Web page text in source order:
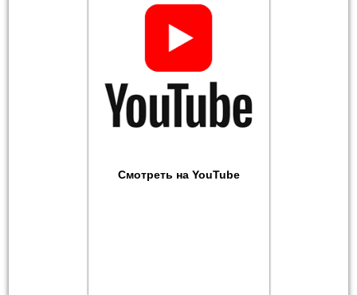
Смотреть на YouTube